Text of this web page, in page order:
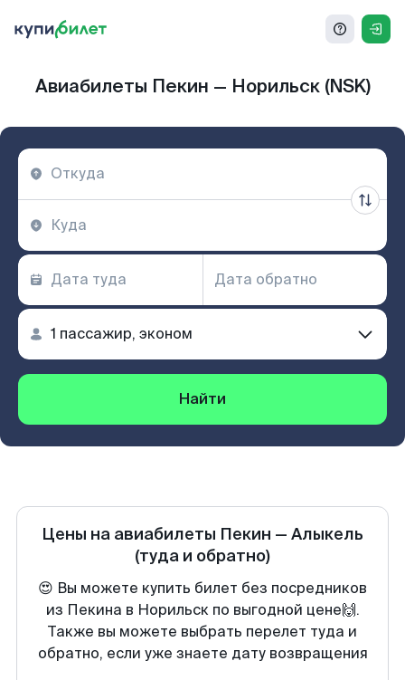
Авиабилеты Пекин — Норильск (NSK)
Найти
Цены на авиабилеты Пекин — Алыкель
(туда и обратно)
😍 Вы можете купить билет без посредников
из Пекина в Норильск по выгодной цене🙌.
Также вы можете выбрать перелет туда и
обратно, если уже знаете дату возвращения